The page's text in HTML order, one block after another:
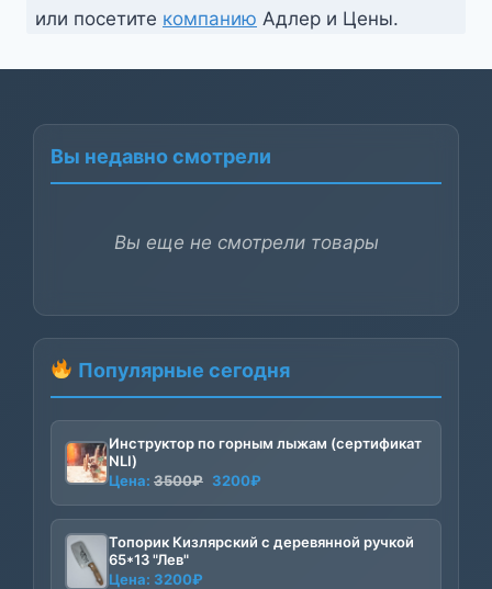
или посетите компанию Адлер и Цены.
Вы недавно смотрели
Вы еще не смотрели товары
Популярные сегодня
Инструктор по горным лыжам (сертификат
NLI)
Цена: 3500₽ Первоначальная
составляла
3500₽.
3200₽
3200₽.
Топорик Кизлярский с деревянной ручкой
65*13 "Лев"
Цена: 3200₽